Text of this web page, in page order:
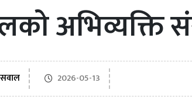
अभिव्यक्ति
2026-05-13